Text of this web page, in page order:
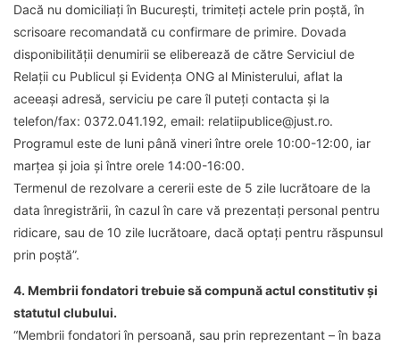
Dacă nu domiciliați în București, trimiteți actele prin poștă, în
scrisoare recomandată cu confirmare de primire. Dovada
disponibilității denumirii se eliberează de către Serviciul de
Relații cu Publicul și Evidența ONG al Ministerului, aflat la
aceeași adresă, serviciu pe care îl puteți contacta și la
telefon/fax: 0372.041.192, email: relatiipublice@just.ro.
Programul este de luni până vineri între orele 10:00-12:00, iar
marțea și joia și între orele 14:00-16:00.
Termenul de rezolvare a cererii este de 5 zile lucrătoare de la
data înregistrării, în cazul în care vă prezentați personal pentru
ridicare, sau de 10 zile lucrătoare, dacă optați pentru răspunsul
prin poștă”.
4. Membrii fondatori trebuie să compună actul constitutiv și
statutul clubului.
“Membrii fondatori în persoană, sau prin reprezentant – în baza